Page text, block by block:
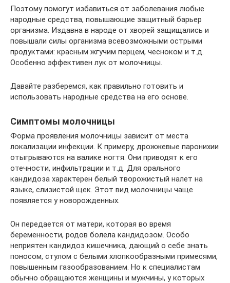
Поэтому помогут избавиться от заболевания любые
народные средства, повышающие защитный барьер
организма. Издавна в народе от хворей защищались и
повышали силы организма всевозможными острыми
продуктами: красным жгучим перцем, чесноком и т.д.
Особенно эффективен лук от молочницы.
Давайте разберемся, как правильно готовить и
использовать народные средства на его основе.
Симптомы молочницы
Форма проявления молочницы зависит от места
локализации инфекции. К примеру, дрожжевые паронихии
отыгрываются на валике ногтя. Они приводят к его
отечности, инфильтрации и т.д. Для орального
кандидоза характерен белый творожистый налет на
языке, слизистой щек. Этот вид молочницы чаще
появляется у новорожденных.
Он передается от матери, которая во время
беременности, родов болела кандидозом. Особо
неприятен кандидоз кишечника, дающий о себе знать
поносом, стулом с белыми хлопкообразными примесями,
повышенным газообразованием. Но к специалистам
обычно обращаются женщины и мужчины, у которых